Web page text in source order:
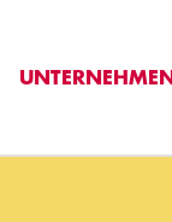
UNTERNEHMEN